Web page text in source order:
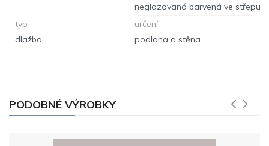
neglazovaná barvená ve střepu
typ
dlažba
určení
podlaha a stěna
PODOBNÉ VÝROBKY